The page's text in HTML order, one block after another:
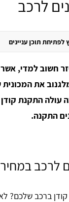
לרכב
תוכן עניינים
חשוב למדי,
את
עולה התקנת
התקנה.
לרכב
ברכב שלכם?